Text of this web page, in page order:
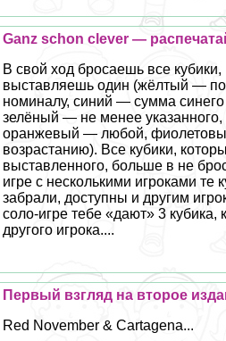
Ganz schon clever —
В свой ход бросаешь все кубики,
выставляешь один (жёлтый — по
номиналу, синий — сумма синего
зелёный — не менее указанного,
оранжевый — любой,
возрастанию). Все кубики,
выставленного, больше в не
игре с несколькими игроками те
забрали, доступны и другим
соло-игре тебе «дают» 3 кубика,
другого игрока....
Первый взгляд на второе
Red November & Cartagena...